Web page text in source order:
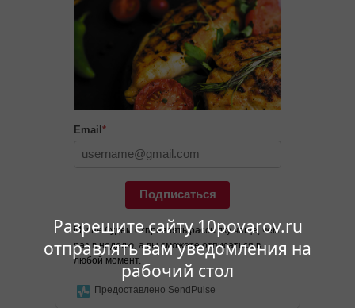
Разрешите сайту 10povarov.ru
отправлять вам уведомления на
рабочий стол
Email *
Подписаться
Мы не будем отправлять рассылку чаще, чем
раз в неделю, а вы сможете отписаться в
любой момент.
Предоставлено SendPulse